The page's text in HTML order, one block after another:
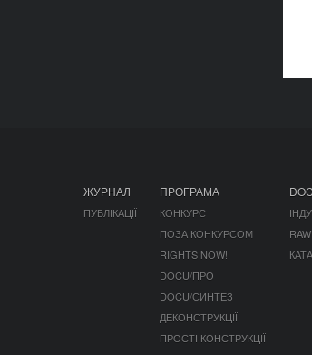
ЖУРНАЛ
ПУБЛІКАЦІЇ
ПРОГРАМА
КОНКУРС
ПОЗА КОНКУРСОМ
RIGHTS NOW!
DOCU/ПРО
DOCU/СИНТЕЗ
ДЕКОНСТРУКЦІЇ
ПРОСТІ КОНСТРУКЦІЇ